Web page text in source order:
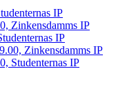
IP
Zinkensdamms IP
IP
Zinkensdamms IP
Studenternas IP